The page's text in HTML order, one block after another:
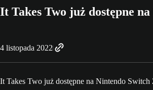
It Takes Two już dostępne
4 listopada 2022
It Takes Two już dostępne na Nintendo Switch